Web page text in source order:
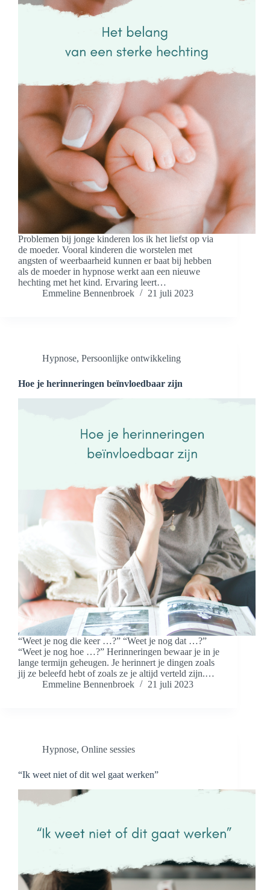
Problemen bij jonge kinderen los ik het liefst op via
de moeder. Vooral kinderen die worstelen met
angsten of weerbaarheid kunnen er baat bij hebben
als de moeder in hypnose werkt aan een nieuwe
hechting met het kind. Ervaring leert…
Emmeline Bennenbroek
21 juli 2023
Hypnose, Persoonlijke ontwikkeling
Hoe je herinneringen beïnvloedbaar zijn
“Weet je nog die keer …?” “Weet je nog dat …?”
“Weet je nog hoe …?” Herinneringen bewaar je in je
lange termijn geheugen. Je herinnert je dingen zoals
jij ze beleefd hebt of zoals ze je altijd verteld zijn.…
Emmeline Bennenbroek
21 juli 2023
Hypnose, Online sessies
“Ik weet niet of dit wel gaat werken”